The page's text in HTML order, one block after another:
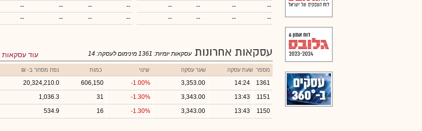
--
--
--
--
--
--
--
--
--
--
--
--
--
--
--
--
עסקאות אחרונות עוד עסקאות עסקאות יומיות: 1361 מינימום לעסקה: 14
מספר שעת עסקה שער עסקה שינוי כמות נפח מסחר ב- ₪
1361
14:24
3,353.00
-1.00%
606,150
20,324,210.0
1151
13:43
3,343.00
-1.30%
31
1,036.3
1150
13:43
3,343.00
-1.30%
16
534.9